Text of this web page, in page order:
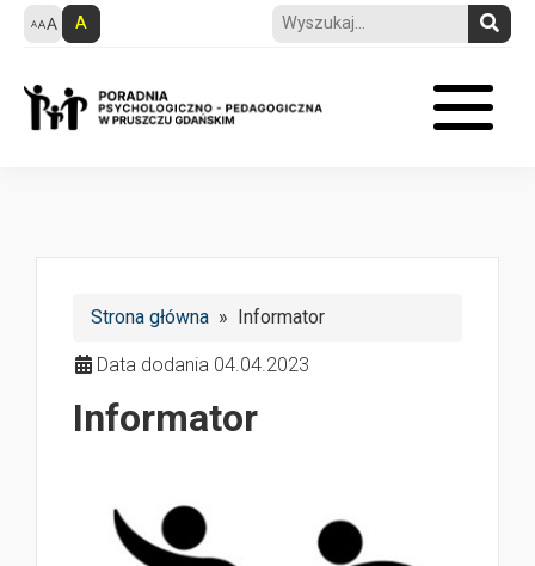
A
Strona główna » Informator
Data dodania 04.04.2023
Informator